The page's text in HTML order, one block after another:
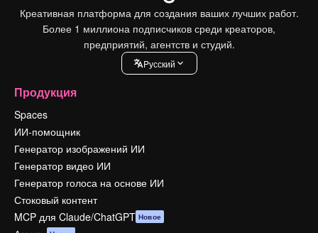
Креативная платформа для создания ваших лучших работ.
Более 1 миллиона подписчиков среди креаторов,
предприятий, агентств и студий.
Pусский
Продукция
Spaces
ИИ-помощник
Генератор изображений ИИ
Генератор видео ИИ
Генератор голоса на основе ИИ
Стоковый контент
MCP для Claude/ChatGPT Новое